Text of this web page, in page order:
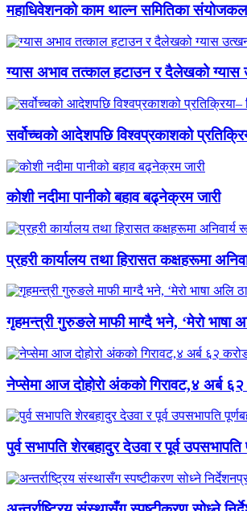
महाधिवेशनको काम थाल्न समितिका
ग्यास अभाव तत्काल हटाउन र दैलेखको ग्यास
सर्वोच्चको आदेशपछि विश्वप्रकाशको
कोशी नदीमा पानीको बहाव बढ्नेक्रम जारी
प्रहरी कार्यालय तथा हिरासत कक्षहरूमा
गृहमन्त्री गुरुङले माफी माग्दै भने, ‘मेरो भाषा
नेप्सेमा आज दोहोरो अंकको गिरावट,४ अर्ब ६२
पुर्व सभापति शेरबहादुर देउवा र पूर्व